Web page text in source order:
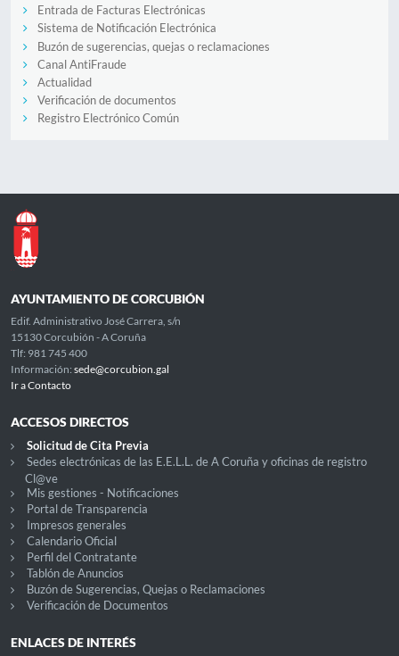
Entrada de Facturas Electrónicas
Sistema de Notificación Electrónica
Buzón de sugerencias, quejas o reclamaciones
Canal AntiFraude
Actualidad
Verificación de documentos
Registro Electrónico Común
AYUNTAMIENTO DE CORCUBIÓN
Edif. Administrativo José Carrera, s/n
15130 Corcubión - A Coruña
Tlf: 981 745 400
Información: sede@corcubion.gal
Ir a Contacto
ACCESOS DIRECTOS
Solicitud de Cita Previa
Sedes electrónicas de las E.E.L.L. de A Coruña y oficinas de registro
Cl@ve
Mis gestiones - Notificaciones
Portal de Transparencia
Impresos generales
Calendario Oficial
Perfil del Contratante
Tablón de Anuncios
Buzón de Sugerencias, Quejas o Reclamaciones
Verificación de Documentos
ENLACES DE INTERÉS